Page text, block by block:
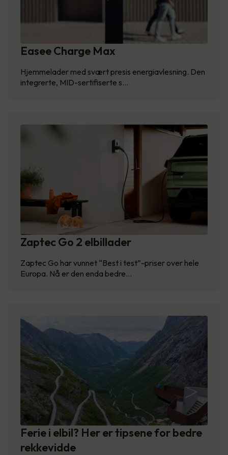
Easee Charge Max
Hjemmelader med svært presis energiavlesning. Den
integrerte, MID-sertifiserte s…
Zaptec Go 2 elbillader
Zaptec Go har vunnet “Best i test”-priser over hele
Europa. Nå er den enda bedre…
Ferie i elbil? Her er tipsene for bedre
rekkevidde